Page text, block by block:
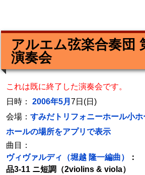
アルエム弦楽合奏団
演奏会
これは既に終了した演奏会です。
日時： 2006年5月 7日(日)
会場： すみだトリフォニーホール小ホ
ホールの場所をアプリで表示
曲目：
ヴィヴァルディ（堀越 隆一編曲）
：
品3-11 ニ短調（2violins & viola）